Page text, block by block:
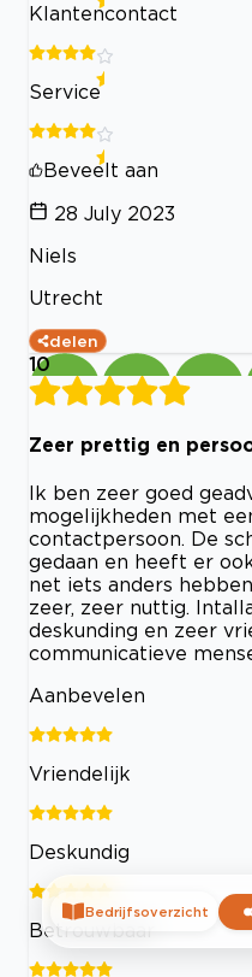
Klantencontact
Service
Beveelt aan
28 July 2023
Niels
Utrecht
delen
10
Zeer prettig en
Ik ben zeer goed
mogelijkheden met
contactpersoon. De
gedaan en heeft er
net iets anders
zeer, zeer nuttig.
deskunding en zeer
communicatieve
Aanbevelen
Vriendelijk
Deskundig
Betrouwbaar
Bedrijfsoverzicht